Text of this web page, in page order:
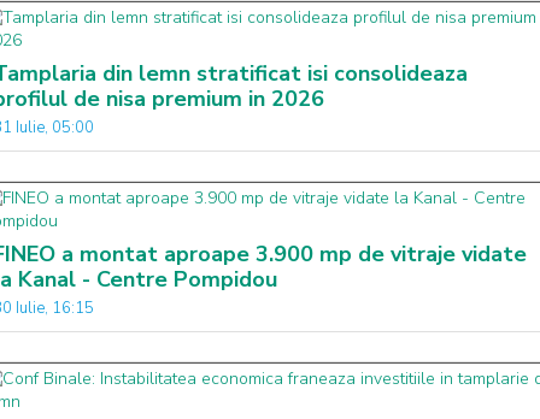
din lemn stratificat isi consolideaza
de nisa premium in 2026
Iulie, 05:00
a montat aproape 3.900 mp de vitraje vidate
Kanal - Centre Pompidou
Iulie, 16:15